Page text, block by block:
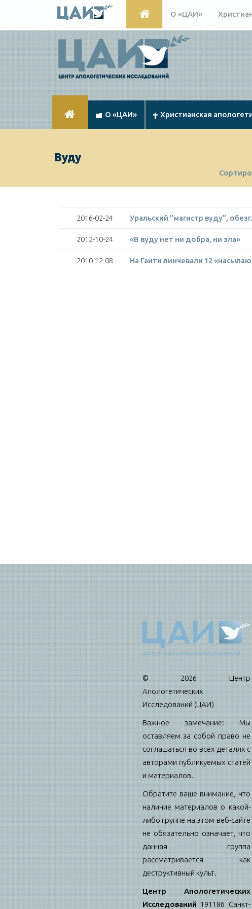
О «ЦАИ»
О «ЦАИ» Христианская
Вуду
2016-02-24 Уральский "магистр вуду",
2012-10-24 «В вуду нет ни добра, ни зла»
2010-12-08 На Гаити линчевали 12
© 2026 Центр
Апологетических
Исследований (ЦАИ)
Важное замечание: Мы
оставляем за собой право не
соглашаться во всех деталях с
авторами публикуемых статей
и материалов.
Обратите ваше внимание, что
наличие материалов о какой-
либо группе на этом веб-сайте
не обязательно означает, что
данная группа
рассматривается как
деструктивный культ.
Центр Апологетических
Исследований 191186 Санкт-